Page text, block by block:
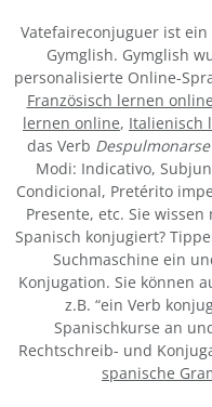
Vatefaireconjuguer ist
Gymglish. Gymglish
personalisierte Online-
Französisch lernen online
lernen online, Italienisch
das Verb Despulmonarse
Modi: Indicativo,
Condicional, Pretérito
Presente, etc. Sie
Spanisch konjugiert?
Suchmaschine ein
Konjugation. Sie können
z.B. “ein Verb
Spanischkurse an
Rechtschreib- und
spanische